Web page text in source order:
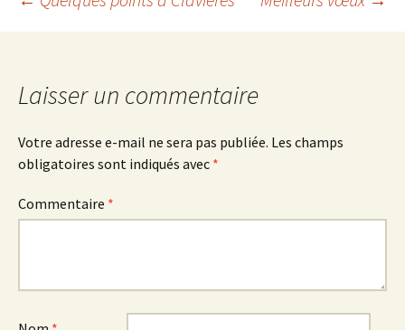
Navigation
articles
Laisser un commentaire
Votre adresse e-mail ne sera pas publiée. Les champs
obligatoires sont indiqués avec *
Commentaire *